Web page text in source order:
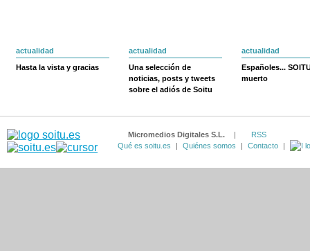
actualidad
Hasta la vista y gracias
actualidad
Una selección de
noticias, posts y tweets
sobre el adiós de Soitu
actualidad
Españoles...
muerto
Micromedios Digitales S.L. |
RSS
Qué es soitu.es
| Quiénes somos | Contacto |